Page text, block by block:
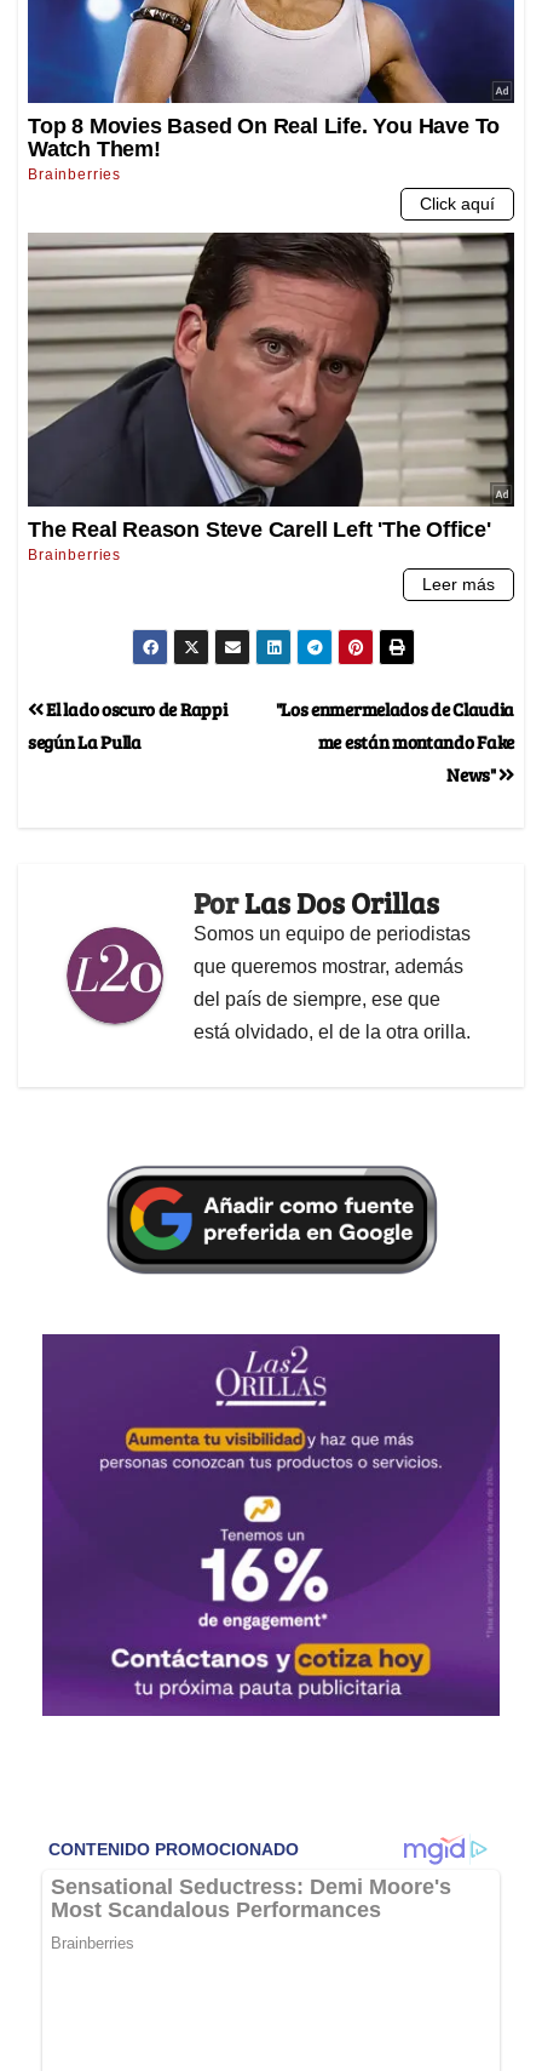
"Los enmermelados de Claudia
me están montando Fake
News"
El lado oscuro de Rappi
según La Pulla
PorLas Dos Orillas
Somos un equipo de periodistas
que queremos mostrar, además
del país de siempre, ese que
está olvidado, el de la otra orilla.